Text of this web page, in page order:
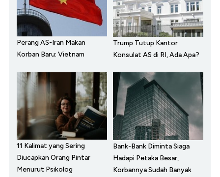
Perang AS-Iran Makan
Korban Baru: Vietnam
Trump Tutup Kantor
Konsulat AS di RI, Ada Apa?
11 Kalimat yang Sering
Diucapkan Orang Pintar
Menurut Psikolog
Bank-Bank Diminta Siaga
Hadapi Petaka Besar,
Korbannya Sudah Banyak